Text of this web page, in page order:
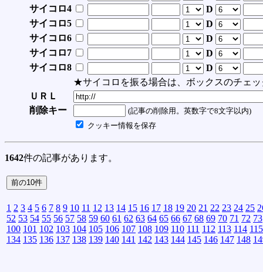
サイコロ4
D
サイコロ5
D
サイコロ6
D
サイコロ7
D
サイコロ8
D
★サイコロを振る場合は、ボックスのチェッ
ＵＲＬ
削除キー
(記事の削除用。英数字で8文字以内)
クッキー情報を保存
1642件の記事があります。
1 2 3 4 5 6 7 8 9 10 11 12 13 14 15 16 17 18 19 20 21 22 23 24 25
52 53 54 55 56 57 58 59 60 61 62 63 64 65 66 67 68 69 70 71 72 73
100 101 102 103 104 105 106 107 108 109 110 111 112 113 114 115
134 135 136 137 138 139 140 141 142 143 144 145 146 147 148